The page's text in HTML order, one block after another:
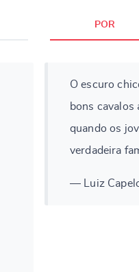
POR
O escuro
bons cavalos
quando os
verdadeira
— Luiz